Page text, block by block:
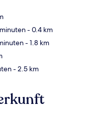
- 0.4 km
- 1.8 km
- 2.5 km